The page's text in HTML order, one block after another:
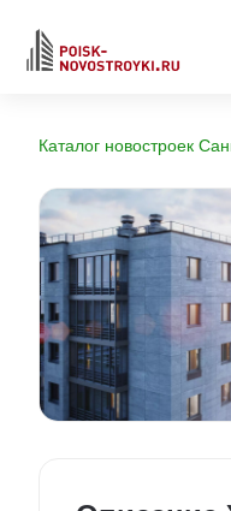
Каталог новостроек